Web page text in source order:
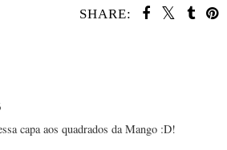
SHARE:
capa aos quadrados da Mango :D!